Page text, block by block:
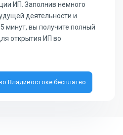
ИП. Заполнив немного
деятельности и
минут, вы получите полный
открытия ИП во
Владивостоке бесплатно